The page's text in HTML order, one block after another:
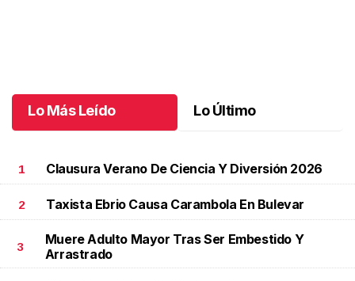
Lo Más Leído Lo Último
1 Clausura Verano De Ciencia Y Diversión 2026
2 Taxista Ebrio Causa Carambola En Bulevar
3
Muere Adulto Mayor Tras Ser Embestido Y
Arrastrado